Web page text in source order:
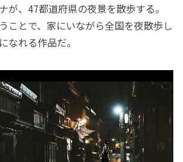
が、47都道府県の夜景を散歩する。
ことで、家にいながら全国を夜散歩し
なれる作品だ。